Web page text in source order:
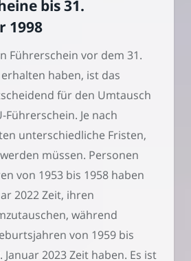
bis 31.
1998
Führerschein vor dem 31.
haben, ist das
für den Umtausch
Führerschein. Je nach
unterschiedliche Fristen,
müssen. Personen
von 1953 bis 1958 haben
2022 Zeit, ihren
während
von 1959 bis
Januar 2023 Zeit haben. Es ist